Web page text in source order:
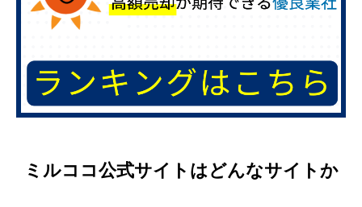
ミルココ公式サイトはどんなサイトか